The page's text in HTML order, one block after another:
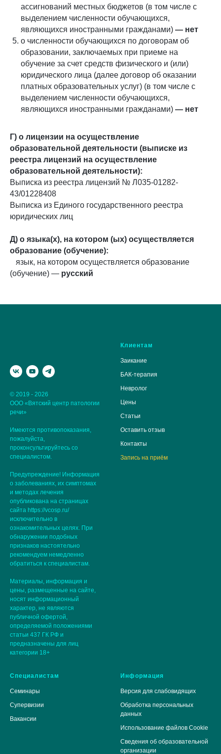
ассигнований местных бюджетов (в том числе с
выделением численности обучающихся,
являющихся иностранными гражданами) — нет
о численности обучающихся по договорам об
образовании, заключаемых при приеме на
обучение за счет средств физического и (или)
юридического лица (далее договор об оказании
платных образовательных услуг) (в том числе с
выделением численности обучающихся,
являющихся иностранными гражданами) — нет
Г) о лицензии на осуществление
образовательной деятельности (выписке из
реестра лицензий на осуществление
образовательной деятельности):
Выписка из реестра лицензий № Л035-01282-
43/01228408
Выписка из Единого государственного реестра
юридических лиц
Д) о языка(х), на котором (ых) осуществляется
образование (обучение):
язык, на котором осуществляется образование
(обучение) — русский
© 2019 - 2026
ООО «Вятский центр патологии
речи»
Имеются противопоказания,
пожалуйста,
проконсультируйтесь со
специалистом.
Предупреждение! Информация
о заболеваниях, их симптомах
и методах лечения
опубликована на страницах
сайта https://vcosp.ru/
исключительно в
ознакомительных целях. При
обнаружении подобных
признаков настоятельно
рекомендуем немедленно
обратиться к специалистам.
Материалы, информация и
цены, размещенные на сайте,
носят информационный
характер, не являются
публичной офертой,
определяемой положениями
статьи 437 ГК РФ и
предназначены для лиц
категории 18+
Клиентам
Заикание
БАК-терапия
Невролог
Цены
Статьи
Оставить отзыв
Контакты
Запись на приём
Специалистам
Семинары
Супервизии
Вакансии
Информация
Версия для слабовидящих
Обработка персональных
данных
Использование файлов Cookie
Сведения об образовательной
организации